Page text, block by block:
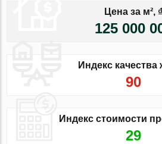
Цена за м², ₫
125 000
Индекс качества
90
Индекс стоимости
29